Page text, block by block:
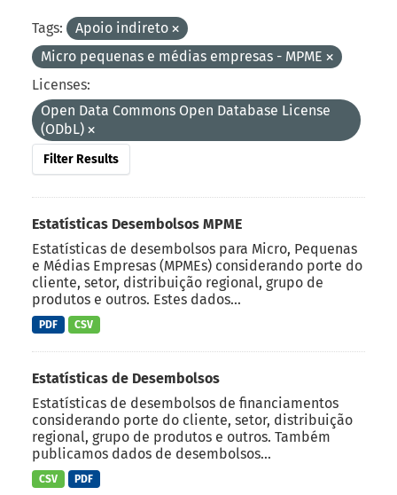
Tags:
Apoio indireto
Micro pequenas e médias empresas - MPME
Licenses:
Open Data Commons Open Database License
(ODbL)
Filter Results
Estatísticas Desembolsos MPME
Estatísticas de desembolsos para Micro, Pequenas
e Médias Empresas (MPMEs) considerando porte do
cliente, setor, distribuição regional, grupo de
produtos e outros. Estes dados...
PDF CSV
Estatísticas de Desembolsos
Estatísticas de desembolsos de financiamentos
considerando porte do cliente, setor, distribuição
regional, grupo de produtos e outros. Também
publicamos dados de desembolsos...
CSV PDF